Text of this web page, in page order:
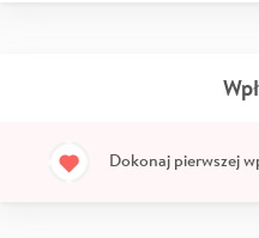
Dokonaj pierwszej